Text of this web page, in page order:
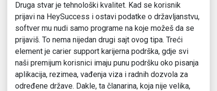
Druga stvar je tehnološki kvalitet. Kad se korisnik
prijavi na HeySuccess i ostavi podatke o državljanstvu,
softver mu nudi samo programe na koje možeš da se
prijaviš. To nema nijedan drugi sajt ovog tipa. Treći
element je carier support karijerna podrška, gdje svi
naši premijum korisnici imaju punu podršku oko pisanja
aplikacija, rezimea, vađenja viza i radnih dozvola za
određene države. Dakle, ta članarina, koja nije velika,